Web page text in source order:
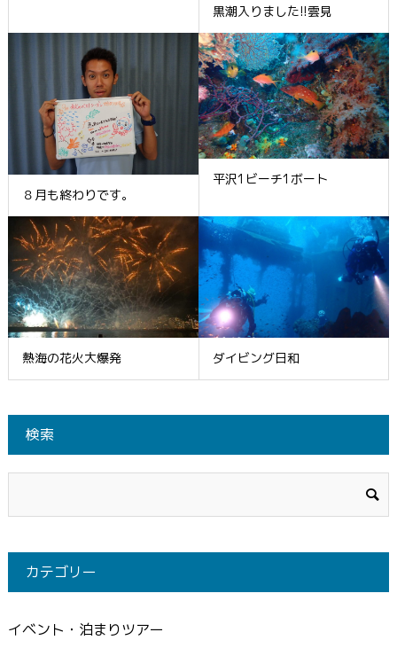
黒潮入りました!!雲見
８月も終わりです。
平沢1ビーチ1ボート
熱海の花火大爆発 ダイビング日和
検索
カテゴリー
イベント・泊まりツアー